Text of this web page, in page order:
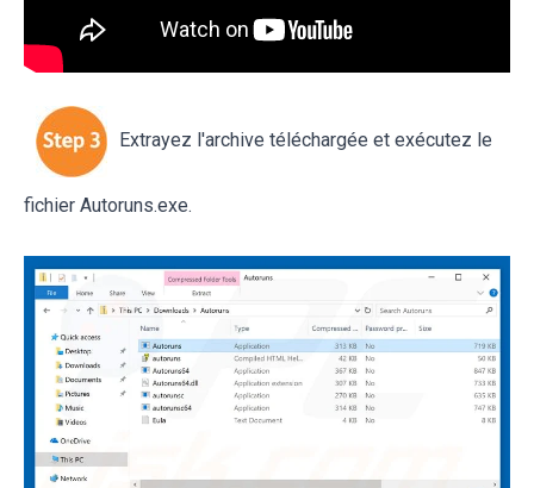
Extrayez l'archive téléchargée et exécutez le
fichier Autoruns.exe.